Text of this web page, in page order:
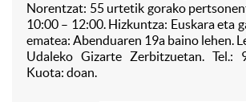
Norentzat: 55 urtetik gorako
10:00 – 12:00. Hizkuntza: Euskara eta
ematea: Abenduaren 19a baino lehen.
Udaleko Gizarte Zerbitzuetan.
Kuota: doan.